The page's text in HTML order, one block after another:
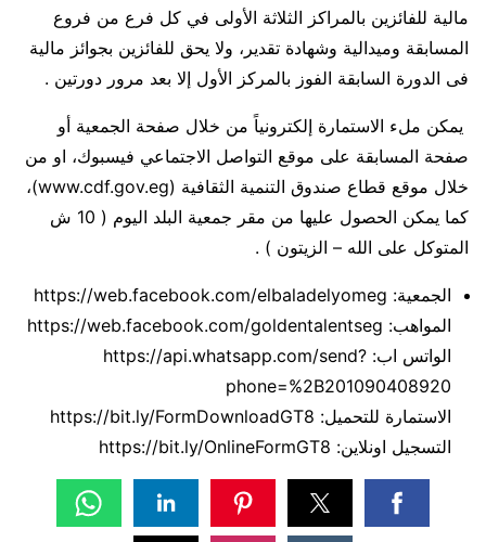
مالية للفائزين بالمراكز الثلاثة الأولى في كل فرع من فروع
المسابقة وميدالية وشهادة تقدير، ولا يحق للفائزين بجوائز مالية
فى الدورة السابقة الفوز بالمركز الأول إلا بعد مرور دورتين .
‏ يمكن ملء الاستمارة إلكترونياً من خلال صفحة الجمعية أو
صفحة المسابقة على موقع التواصل الاجتماعي فيسبوك، او من
خلال موقع قطاع صندوق التنمية الثقافية (www.cdf.gov.eg)،
كما يمكن الحصول عليها من مقر جمعية البلد اليوم ( 10 ش
المتوكل على الله – الزيتون ) .
الجمعية: https://web.facebook.com/elbaladelyomeg
المواهب: https://web.facebook.com/goldentalentseg
الواتس اب: https://api.whatsapp.com/send?
phone=%2B201090408920
الاستمارة للتحميل: https://bit.ly/FormDownloadGT8
التسجيل اونلاين: https://bit.ly/OnlineFormGT8